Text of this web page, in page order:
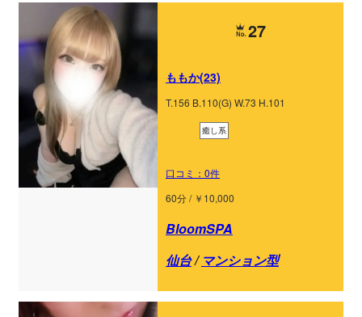
27
ももか(23)
T.156 B.110(G) W.73 H.101
癒し系
口コミ：0件
60分 / ￥10,000
BloomSPA
仙台/ マンション型